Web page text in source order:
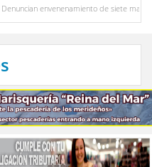
de siete mascotas en El